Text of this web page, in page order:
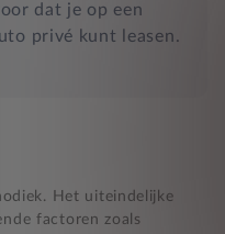
dat je op een
privé kunt leasen.
lastenHet uiteindelijke
factoren zoals